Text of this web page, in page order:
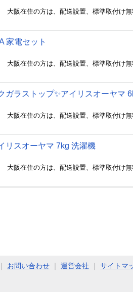
家電セット
ガラストップ✨アイリスオーヤマ
リスオーヤマ 7kg 洗濯機
お問い合わせ 運営会社 サイトマ